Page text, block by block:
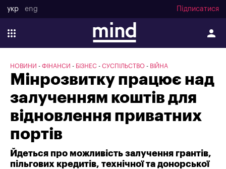
укр eng Підписатися
НОВИНИ ФІНАНСИ БІЗНЕС СУСПІЛЬСТВО ВІЙНА
Мінрозвитку працює над
залученням коштів для
відновлення приватних
портів
Йдеться про можливість залучення грантів,
пільгових кредитів, технічної та донорської